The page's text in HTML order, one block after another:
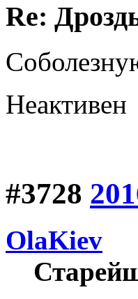
Re:
Неактивен
#3728
OlaKiev